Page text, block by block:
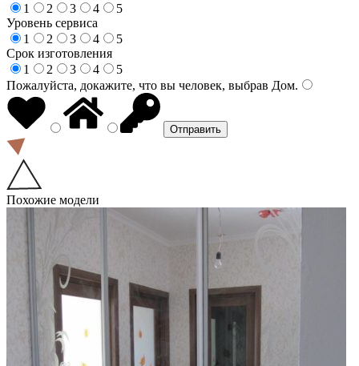
1
2 3 4
5
Уровень сервиса
1
2 3 4
5
Срок изготовления
1
2 3 4
5
Пожалуйста, докажите, что вы человек, выбрав Дом.
Похожие модели